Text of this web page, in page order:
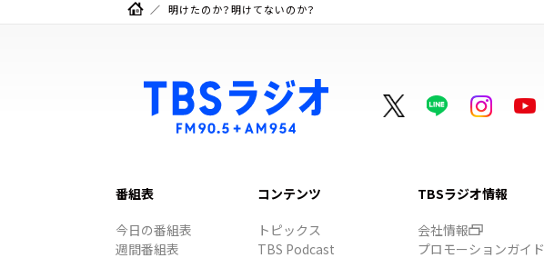
明けたのか？明けてないのか？
番組表
今日の番組表
週間番組表
コンテンツ
トピックス
TBS Podcast
TBSラジオ情報
会社情報
プロモーションガイド